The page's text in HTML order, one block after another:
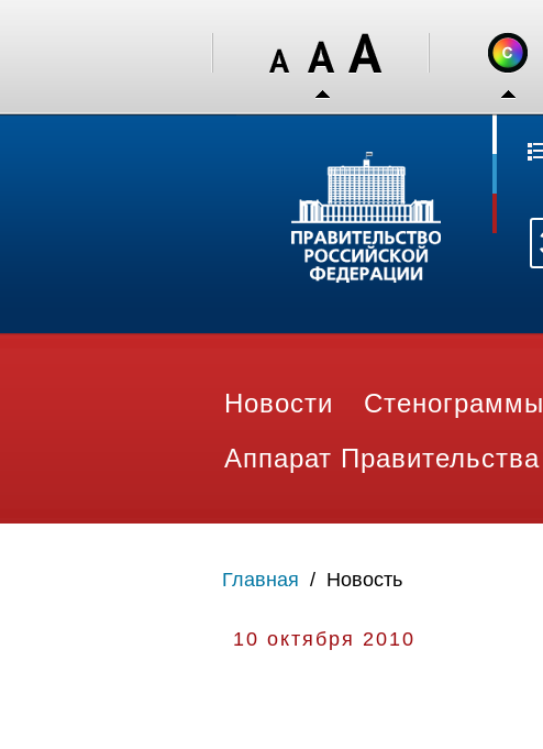
Новости Стенограммы
Аппарат Правительства
Главная / Новость
10 октября 2010